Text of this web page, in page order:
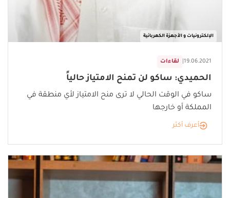
الإلكترونيات و الأجهزة الكهربائية
لقاءات 19.06.2021
الحميدي: ساكو لن تمنح الامتياز حالياً
ساكو في الوقت الحالي لا ترى منح الامتياز لأي منطقة في
المملكة أو خارجها
أعرف أكثر